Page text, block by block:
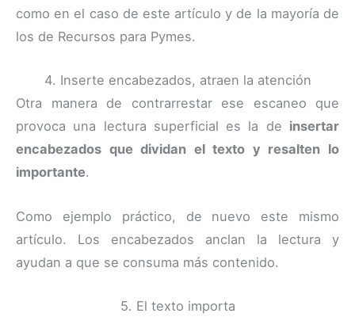
como en el caso de este artículo y de la mayoría de
los de Recursos para Pymes.
4. Inserte encabezados, atraen la atención
Otra manera de contrarrestar ese escaneo que
provoca una lectura superficial es la de insertar
encabezados que dividan el texto y resalten lo
importante.
Como ejemplo práctico, de nuevo este mismo
artículo. Los encabezados anclan la lectura y
ayudan a que se consuma más contenido.
5. El texto importa